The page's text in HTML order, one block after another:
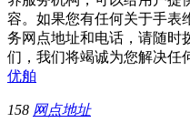
容。如果您有任何关于手表
务网点地址和电话，请随时
们，我们将竭诚为您解决任
优舶
158 网点地址